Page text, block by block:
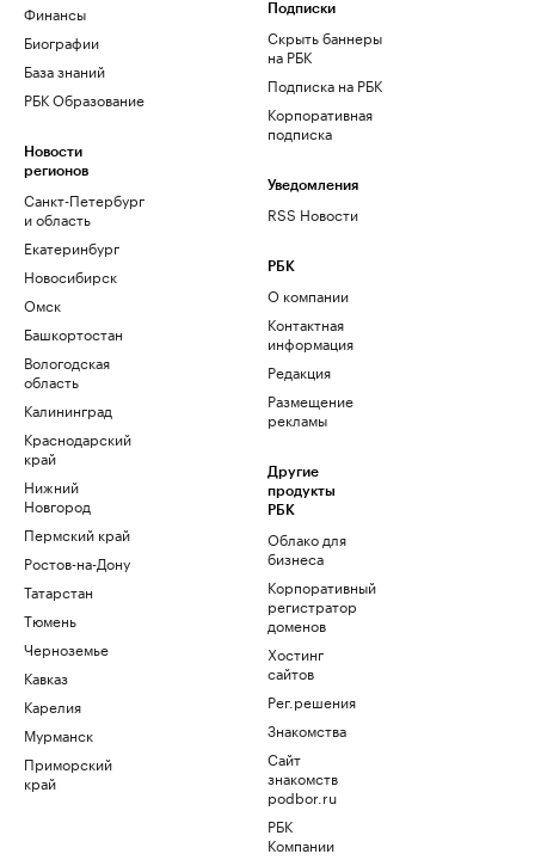
Финансы
Биографии
База знаний
РБК Образование
Новости
регионов
Санкт-Петербург
и область
Екатеринбург
Новосибирск
Омск
Башкортостан
Вологодская
область
Калининград
Краснодарский
край
Нижний
Новгород
Пермский край
Ростов-на-Дону
Татарстан
Тюмень
Черноземье
Кавказ
Карелия
Мурманск
Приморский
край
Подписки
Скрыть баннеры
на РБК
Подписка на РБК
Корпоративная
подписка
Уведомления
RSS Новости
РБК
О компании
Контактная
информация
Редакция
Размещение
рекламы
Другие
продукты
РБК
Облако для
бизнеса
Корпоративный
регистратор
доменов
Хостинг
сайтов
Рег.решения
Знакомства
Сайт
знакомств
podbor.ru
РБК
Компании